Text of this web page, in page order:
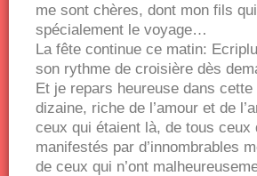
me sont chères, dont mon fils
spécialement le voyage…
La fête continue ce matin:
son rythme de croisière dès
Et je repars heureuse dans cette
dizaine, riche de l’amour et de
ceux qui étaient là, de tous ceux
manifestés par d’innombrables
de ceux qui n’ont